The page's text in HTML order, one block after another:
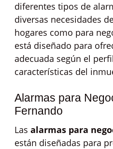
diferentes tipos de
diversas necesidades
hogares como para
está diseñado para
adecuada según el
características del
Alarmas para
Fernando
Las alarmas para
están diseñadas para